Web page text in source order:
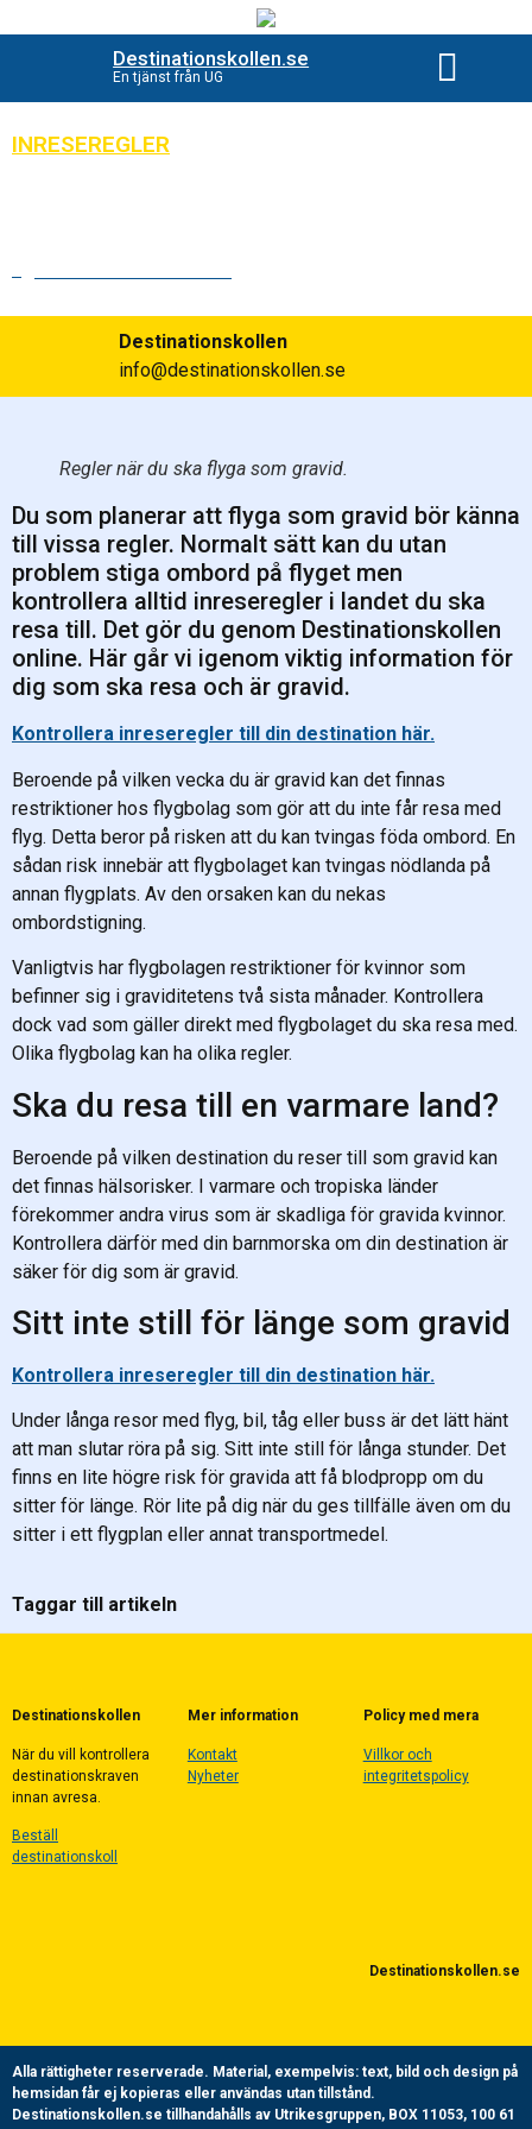
Destinationskollen.se
En tjänst från UG
INRESEREGLER
Destinationskollen
info@destinationskollen.se
Regler när du ska flyga som gravid.
Du som planerar att flyga som gravid bör känna
till vissa regler. Normalt sätt kan du utan
problem stiga ombord på flyget men
kontrollera alltid inreseregler i landet du ska
resa till. Det gör du genom Destinationskollen
online. Här går vi igenom viktig information för
dig som ska resa och är gravid.
Kontrollera inreseregler till din destination här.
Beroende på vilken vecka du är gravid kan det finnas
restriktioner hos flygbolag som gör att du inte får resa med
flyg. Detta beror på risken att du kan tvingas föda ombord. En
sådan risk innebär att flygbolaget kan tvingas nödlanda på
annan flygplats. Av den orsaken kan du nekas
ombordstigning.
Vanligtvis har flygbolagen restriktioner för kvinnor som
befinner sig i graviditetens två sista månader. Kontrollera
dock vad som gäller direkt med flygbolaget du ska resa med.
Olika flygbolag kan ha olika regler.
Ska du resa till en varmare land?
Beroende på vilken destination du reser till som gravid kan
det finnas hälsorisker. I varmare och tropiska länder
förekommer andra virus som är skadliga för gravida kvinnor.
Kontrollera därför med din barnmorska om din destination är
säker för dig som är gravid.
Sitt inte still för länge som gravid
Kontrollera inreseregler till din destination här.
Under långa resor med flyg, bil, tåg eller buss är det lätt hänt
att man slutar röra på sig. Sitt inte still för långa stunder. Det
finns en lite högre risk för gravida att få blodpropp om du
sitter för länge. Rör lite på dig när du ges tillfälle även om du
sitter i ett flygplan eller annat transportmedel.
Taggar till artikeln
Destinationskollen
När du vill kontrollera
destinationskraven
innan avresa.
Beställ
destinationskoll
Mer information
Kontakt
Nyheter
Policy med mera
Villkor och
integritetspolicy
Destinationskollen.se
Alla rättigheter reserverade. Material, exempelvis: text, bild och design på
hemsidan får ej kopieras eller användas utan tillstånd.
Destinationskollen.se tillhandahålls av Utrikesgruppen, BOX 11053, 100 61